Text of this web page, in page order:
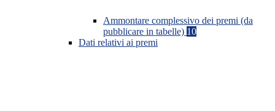
Ammontare complessivo dei premi (da
pubblicare in tabelle) 10
Dati relativi ai premi